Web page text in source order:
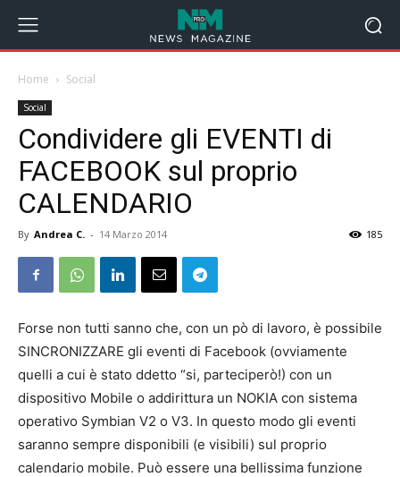
Home Social
Social
Condividere gli EVENTI di
FACEBOOK sul proprio
CALENDARIO
By Andrea C. - 14 Marzo 2014 185
Forse non tutti sanno che, con un pò di lavoro, è possibile
SINCRONIZZARE gli eventi di Facebook (ovviamente
quelli a cui è stato ddetto “si, parteciperò!) con un
dispositivo Mobile o addirittura un NOKIA con sistema
operativo Symbian V2 o V3. In questo modo gli eventi
saranno sempre disponibili (e visibili) sul proprio
calendario mobile. Può essere una bellissima funzione